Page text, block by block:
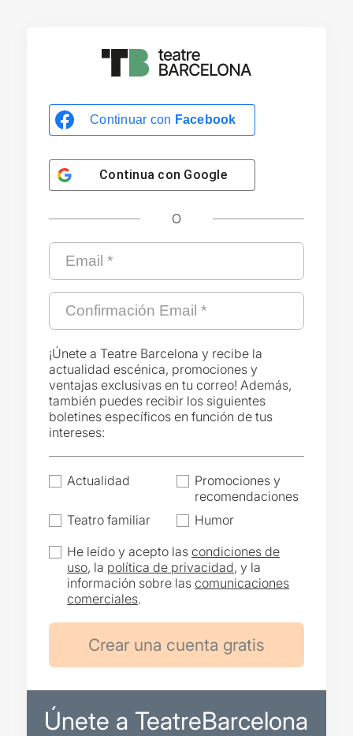
Continuar con Facebook
Continua con Google
O
¡Únete a Teatre Barcelona y recibe la
actualidad escénica, promociones y
ventajas exclusivas en tu correo! Además,
también puedes recibir los siguientes
boletines específicos en función de tus
intereses:
Actualidad
Promociones y
recomendaciones
Teatro familiar
Humor
He leído y acepto lascondiciones de
uso, la política de privacidad, y la
información sobre lascomunicaciones
comerciales.
Únete a TeatreBarcelona